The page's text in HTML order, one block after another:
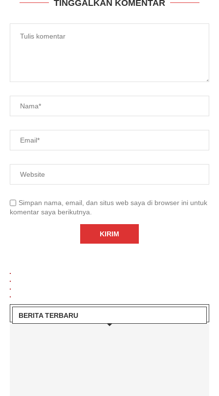
TINGGALKAN KOMENTAR
Simpan nama, email, dan situs web saya di browser ini untuk
komentar saya berikutnya.
BERITA TERBARU